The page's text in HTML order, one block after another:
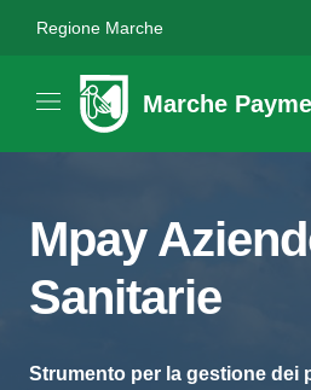
Regione Marche
Marche
Mpay
Sanitarie
Strumento per la gestione dei